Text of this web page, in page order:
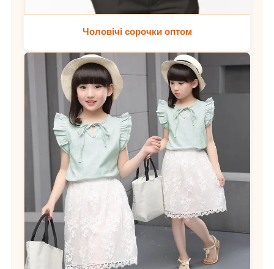
Чоловічі сорочки оптом